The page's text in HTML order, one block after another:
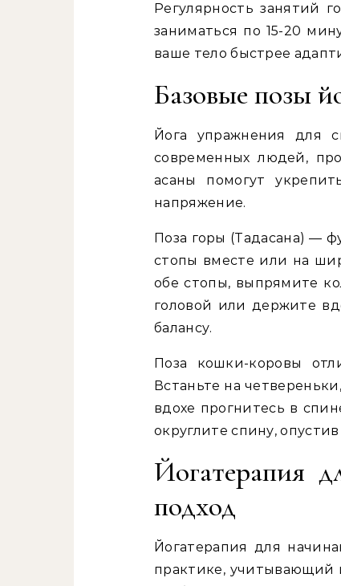
Регулярность занятий
заниматься по 15-20
ваше тело быстрее
Базовые позы
Йога упражнения для
современных людей,
асаны помогут
напряжение.
Поза горы (Тадасана) —
стопы вместе или на
обе стопы, выпрямите
головой или держите
балансу.
Поза кошки-коровы
Встаньте на
вдохе прогнитесь в
округлите спину,
Йогатерапия
подход
Йогатерапия для
практике, учитывающий